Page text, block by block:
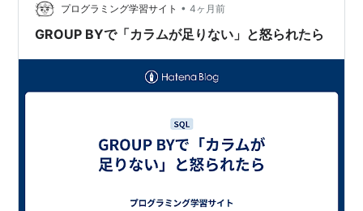
NULL」なのです。 おそらくSQL文を定義した人はNULL
を「不明な値」と定義することがエンジニアにと…
プログラミング学習サイト • 4ヶ月前
GROUP BYで「カラムが足りない」と怒られたら